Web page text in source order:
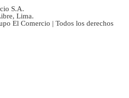
S.A.
Lima.
El Comercio | Todos los derechos